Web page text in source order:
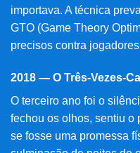
importava. A técnica
GTO (Game Theory
precisos contra
2018 — O Três-Vezes-
O terceiro ano foi o
fechou os olhos, sentiu o
se fosse uma promessa